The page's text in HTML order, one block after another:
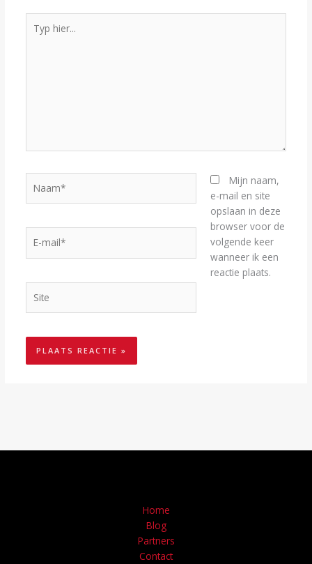
hier...
mail*
Mijn naam,
e-mail en site
opslaan in deze
browser voor de
volgende keer
wanneer ik een
reactie plaats.
Home
Blog
Partners
Contact